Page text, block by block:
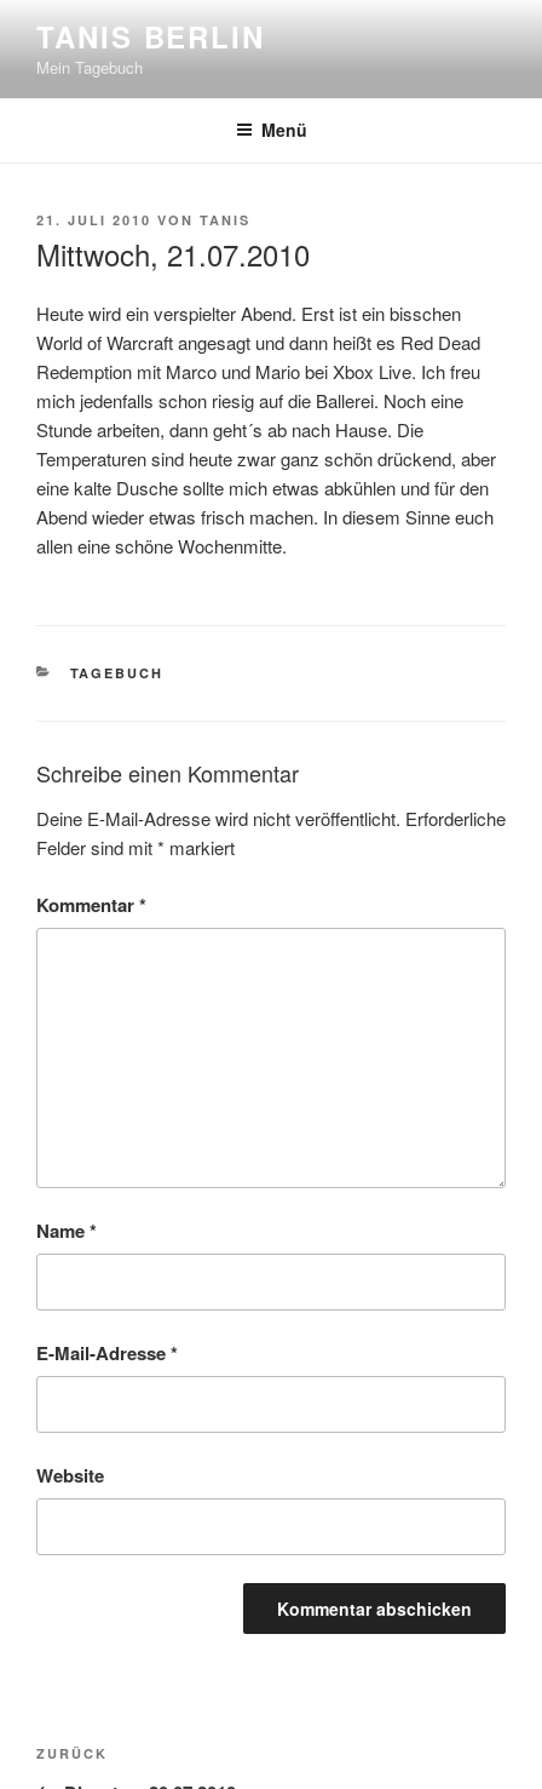
springen
TANIS BERLIN
Mein Tagebuch
Menü
VERÖFFENTLICHT
21. JULI 2010 VON TANIS
Mittwoch, 21.07.2010
Heute wird ein verspielter Abend. Erst ist ein bisschen
World of Warcraft angesagt und dann heißt es Red Dead
Redemption mit Marco und Mario bei Xbox Live. Ich freu
mich jedenfalls schon riesig auf die Ballerei. Noch eine
Stunde arbeiten, dann geht´s ab nach Hause. Die
Temperaturen sind heute zwar ganz schön drückend, aber
eine kalte Dusche sollte mich etwas abkühlen und für den
Abend wieder etwas frisch machen. In diesem Sinne euch
allen eine schöne Wochenmitte.
KATEGORIEN
TAGEBUCH
Schreibe einen Kommentar
Deine E-Mail-Adresse wird nicht veröffentlicht. Erforderliche
Felder sind mit* markiert
Kommentar*
Name*
E-Mail-Adresse*
Website
Beitragsnavigation
Vorheriger
ZURÜCK